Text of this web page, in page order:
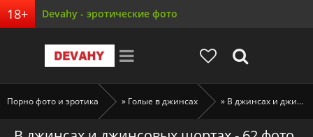
Devahy - эротические фото
Порно фото и эротика » Голые в джинсах » В джинсах и джинсовых шортах - 62 фото